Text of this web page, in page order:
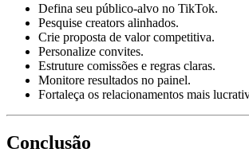
Defina seu público-alvo no TikTok.
Pesquise creators alinhados.
Crie proposta de valor competitiva.
Personalize convites.
Estruture comissões e regras claras.
Monitore resultados no painel.
Fortaleça os relacionamentos mais
Conclusão